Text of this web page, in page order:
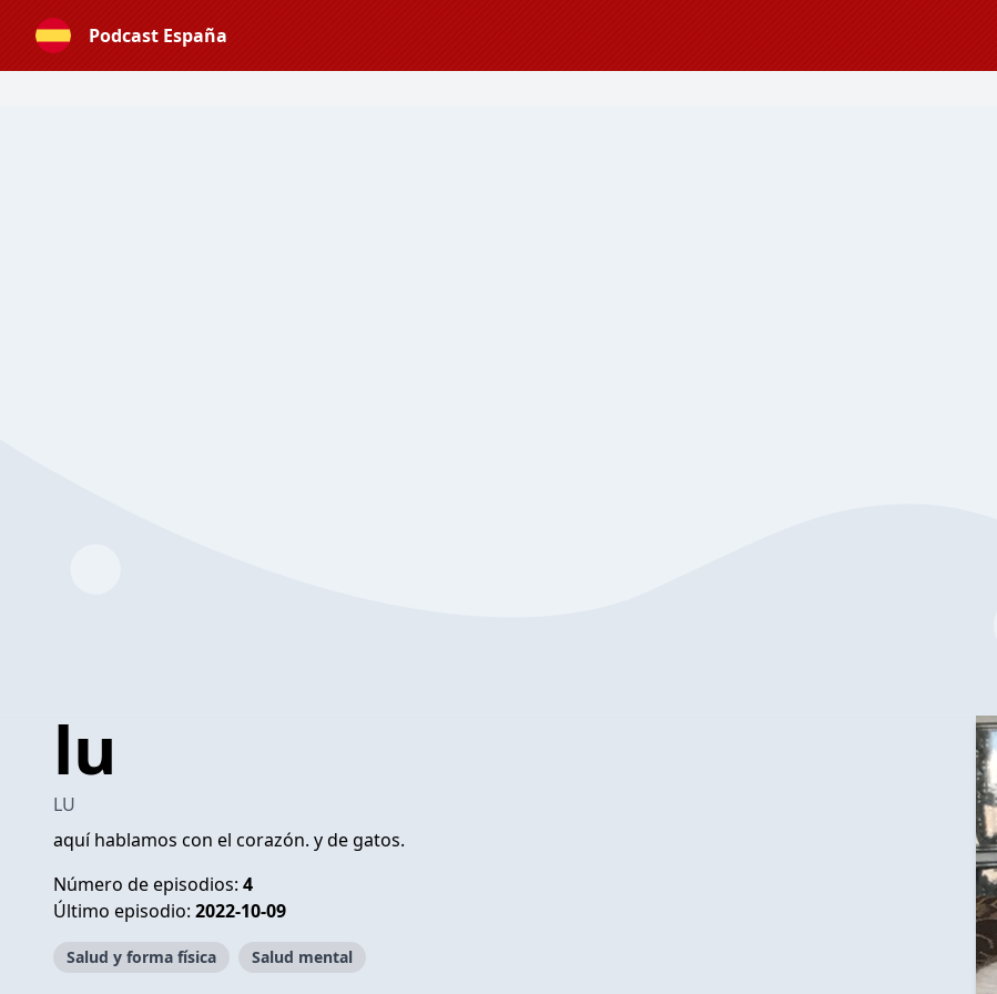
Podcast España
lu
LU
aquí hablamos con el corazón. y de gatos.
Número de episodios: 4
Último episodio: 2022-10-09
Salud y forma física Salud mental